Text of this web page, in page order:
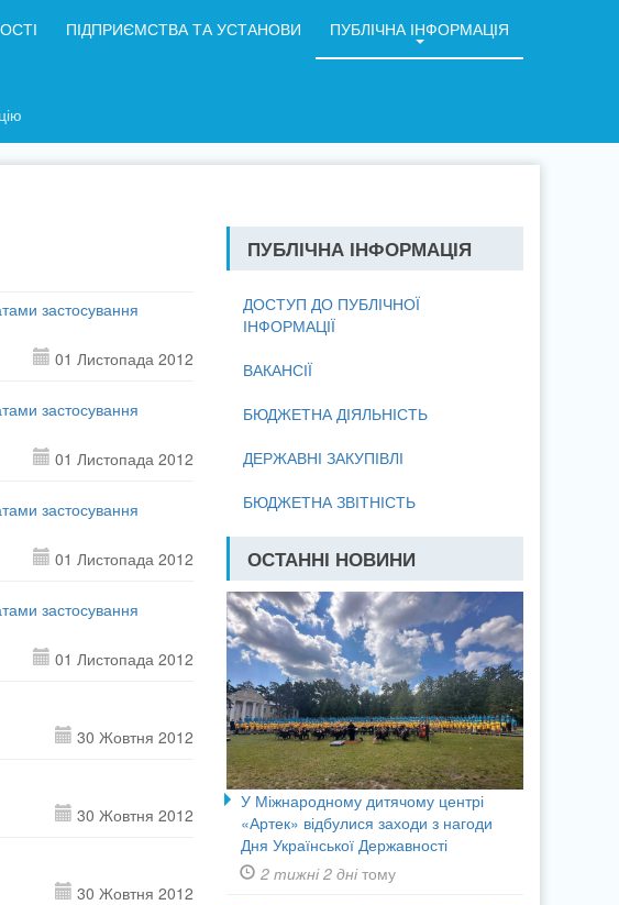
ПІДПРИЄМСТВА ТА УСТАНОВИ ПУБЛІЧНА ІНФОРМАЦІЯ
застосування
01 Листопада 2012
застосування
01 Листопада 2012
застосування
01 Листопада 2012
застосування
01 Листопада 2012
30 Жовтня 2012
30 Жовтня 2012
30 Жовтня 2012
ПУБЛІЧНА ІНФОРМАЦІЯ
ДОСТУП ДО ПУБЛІЧНОЇ
ІНФОРМАЦІЇ
ВАКАНСІЇ
БЮДЖЕТНА ДІЯЛЬНІСТЬ
ДЕРЖАВНІ ЗАКУПІВЛІ
БЮДЖЕТНА ЗВІТНІСТЬ
ОСТАННІ НОВИНИ
У Міжнародному дитячому центрі
«Артек» відбулися заходи з нагоди
Дня Української Державності
2 тижні 2 днітому